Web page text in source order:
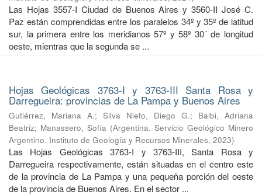
Las Hojas 3557-I Ciudad de Buenos Aires y 3560-II José C.
Paz están comprendidas entre los paralelos 34º y 35º de latitud
sur, la primera entre los meridianos 57º y 58º 30´ de longitud
oeste, mientras que la segunda se ...
Hojas Geológicas 3763-I y 3763-III Santa Rosa y
Darregueira: provincias de La Pampa y Buenos Aires
Gutiérrez, Mariana A.; Silva Nieto, Diego G.; Balbi, Adriana
Beatriz; Manassero, Sofía (Argentina. Servicio Geológico Minero
Argentino. Instituto de Geología y Recursos Minerales, 2023)
Las Hojas Geológicas 3763-I y 3763-III, Santa Rosa y
Darregueira respectivamente, están situadas en el centro este
de la provincia de La Pampa y una pequeña porción del oeste
de la provincia de Buenos Aires. En el sector ...